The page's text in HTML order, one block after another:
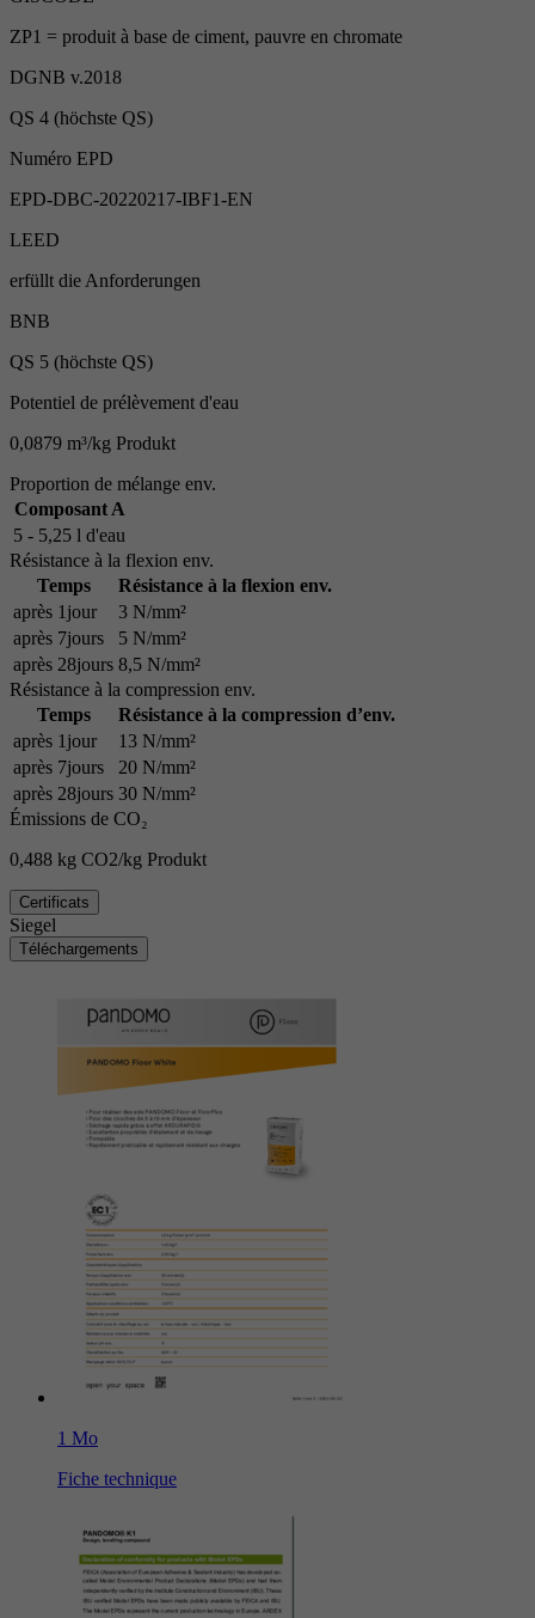
ZP1 = produit à base de ciment, pauvre en chromate
DGNB v.2018
QS 4 (höchste QS)
Numéro EPD
EPD-DBC-20220217-IBF1-EN
LEED
erfüllt die Anforderungen
BNB
QS 5 (höchste QS)
Potentiel de prélèvement d'eau
0,0879 m³/kg Produkt
Proportion de mélange env.
Composant A
5 - 5,25 l d'eau
Résistance à la flexion env.
Temps
Résistance à la flexion env.
après 1jour
3 N/mm²
après 7jours
5 N/mm²
après 28jours 8,5 N/mm²
Résistance à la compression env.
Temps
Résistance à la compression d’env.
après 1jour
13 N/mm²
après 7jours
20 N/mm²
après 28jours 30 N/mm²
Émissions de CO₂
0,488 kg CO2/kg Produkt
Certificats
Siegel
Téléchargements
1 Mo
Fiche technique